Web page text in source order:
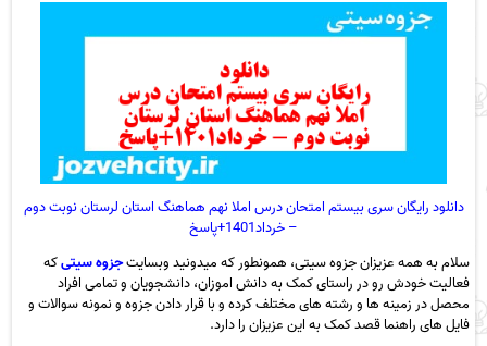
دانلود رایگان سری بیستم امتحان درس املا نهم هماهنگ استان لرستان نوبت دوم
– خرداد1401+پاسخ
سلام به همه عزیزان جزوه سیتی، همونطور که میدونید وبسایتجزوه سیتیکه
فعالیت خودش رو در راستای کمک به دانش اموزان، دانشجویان و تمامی افراد
محصل در زمینه ها و رشته های مختلف کرده و با قرار دادن جزوه و نمونه سوالات و
فایل های راهنما قصد کمک به این عزیزان را دارد.